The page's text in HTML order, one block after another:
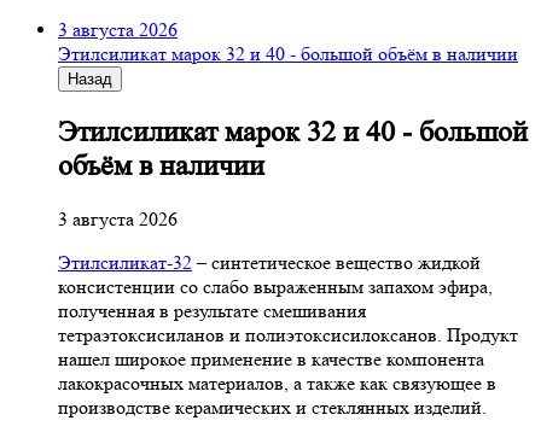
3 августа 2026
Этилсиликат марок 32 и 40 - большой объём в наличии
Назад
Этилсиликат марок 32 и 40 - большой
объём в наличии
3 августа 2026
Этилсиликат-32– синтетическое вещество жидкой
консистенции со слабо выраженным запахом эфира,
полученная в результате смешивания
тетpаэтоксисиланов и полиэтоксисилоксанов. Продукт
нашел широкое применение в качестве компонента
лакокрасочных материалов, а также как связующее в
производстве керамических и стеклянных изделий.